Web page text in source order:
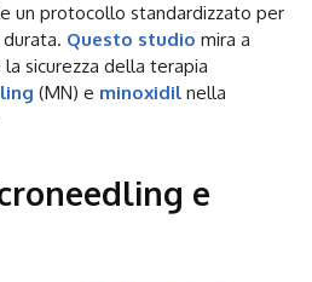
un protocollo standardizzato per
Questo studio mira a
la sicurezza della terapia
(MN) e minoxidil nella
e